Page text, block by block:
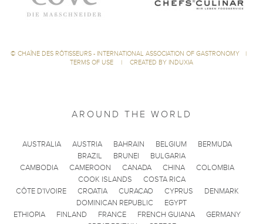
© CHAÎNE DES RÔTISSEURS - INTERNATIONAL ASSOCIATION OF GASTRONOMY
|
TERMS OF USE
| CREATED BY INDUXIA
AROUND THE WORLD
AUSTRALIA AUSTRIA BAHRAIN BELGIUM
BERMUDA
BRAZIL
BRUNEI
BULGARIA
CAMBODIA
CAMEROON CANADA CHINA
COLOMBIA
COOK ISLANDS
COSTA RICA
CÔTE D'IVOIRE
CROATIA CURACAO CYPRUS
DENMARK
DOMINICAN REPUBLIC
EGYPT
ETHIOPIA
FINLAND FRANCE FRENCH GUIANA
GERMANY